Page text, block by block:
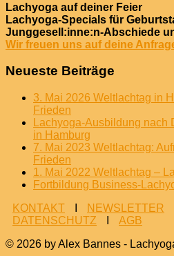
Lachyoga auf deiner Feier
Lachyoga-Specials für
Junggesell:inne:n-Abschiede
Wir freuen uns auf deine
Neueste Beiträge
3. Mai 2026 Weltlachtag in
Frieden
Lachyoga-Ausbildung nach
in Hamburg
7. Mai 2023 Weltlachtag:
Frieden
1. Mai 2022 Weltlachtag –
Fortbildung Business-
KONTAKT
NEWSLETTER
DATENSCHUTZ
AGB
© 2026 by Alex Bannes -